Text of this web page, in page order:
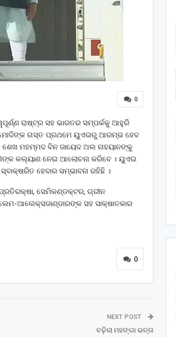
0
ରାଷ୍ଟ୍ର ସହ ଭାରତର ସମ୍ପର୍କକୁ ଆହୁରି
ମୋଦିଙ୍କ ଗସ୍ତ ପ୍ରଥମେ ୟୁଏଇରୁ ଆରମ୍ଭ ହେବ
ମହମ୍ମଦ ବିନ ଜାୟେଦ ଅଲ ନାହୟାନଙ୍କୁ
କଲ୍ୟାଣ ନେଇ ଆଲୋଚନା କରିବେ । ୟୁଏଇ
ହେବାର ସମ୍ଭାବନା ରହିଛି ।
ସେମିକଣ୍ଡକ୍ଟର, ଗ୍ରୀନ
ଆଲେକ୍ସଜାଣ୍ଡାରଙ୍କ ସହ ସାକ୍ଷାତକାର
0
NEXT POST
ବଢ଼ିଲା ମହଙ୍ଗା ଭତ୍ତା